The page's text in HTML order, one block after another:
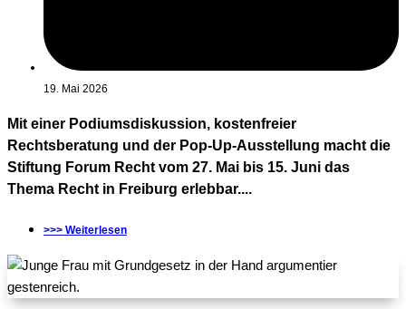
19. Mai 2026
Mit einer Podiumsdiskussion, kostenfreier
Rechtsberatung und der Pop-Up-Ausstellung macht die
Stiftung Forum Recht vom 27. Mai bis 15. Juni das
Thema Recht in Freiburg erlebbar....
>>> Weiterlesen